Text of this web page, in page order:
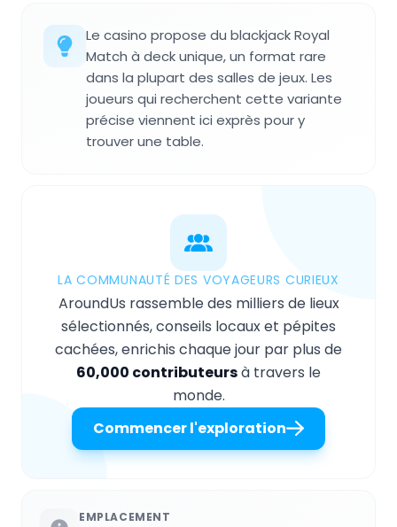
Le casino propose du blackjack Royal
Match à deck unique, un format rare
dans la plupart des salles de jeux. Les
joueurs qui recherchent cette variante
précise viennent ici exprès pour y
trouver une table.
LA COMMUNAUTÉ DES VOYAGEURS CURIEUX
AroundUs rassemble des milliers de lieux
sélectionnés, conseils locaux et pépites
cachées, enrichis chaque jour par plus de
60,000 contributeursà travers le
monde.
Commencer l'exploration
EMPLACEMENT